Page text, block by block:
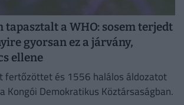
tapasztalt a WHO: sosem terjedt
gyorsan ez a járvány,
ellene
fertőzöttet és 1556 halálos áldozatot
Kongói Demokratikus Köztársaságban.